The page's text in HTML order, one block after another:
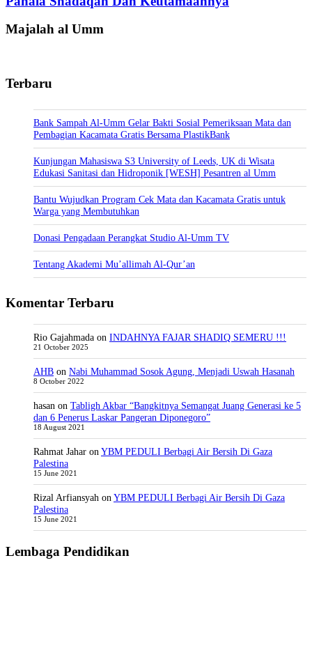
Majalah al Umm
Terbaru
Bank Sampah Al-Umm Gelar Bakti Sosial Pemeriksaan Mata dan
Pembagian Kacamata Gratis Bersama PlastikBank
Kunjungan Mahasiswa S3 University of Leeds, UK di Wisata
Edukasi Sanitasi dan Hidroponik [WESH] Pesantren al Umm
Bantu Wujudkan Program Cek Mata dan Kacamata Gratis untuk
Warga yang Membutuhkan
Donasi Pengadaan Perangkat Studio Al-Umm TV
Tentang Akademi Mu’allimah Al-Qur’an
Komentar Terbaru
Rio Gajahmada on INDAHNYA FAJAR SHADIQ SEMERU !!!
21 October 2025
AHB on Nabi Muhammad Sosok Agung, Menjadi Uswah Hasanah
8 October 2022
hasan on Tabligh Akbar “Bangkitnya Semangat Juang Generasi ke 5
dan 6 Penerus Laskar Pangeran Diponegoro”
18 August 2021
Rahmat Jahar on YBM PEDULI Berbagi Air Bersih Di Gaza
Palestina
15 June 2021
Rizal Arfiansyah on YBM PEDULI Berbagi Air Bersih Di Gaza
Palestina
15 June 2021
Lembaga Pendidikan